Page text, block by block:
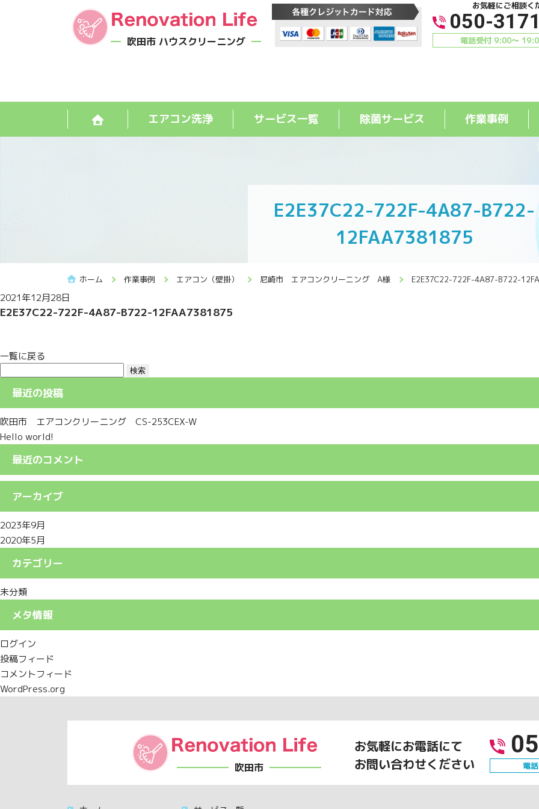
吹田市 ハウスクリーニング
お気軽にご相談く
050-
電話受付 9:00〜
エアコン洗浄 サービス一覧 除菌サービス 作業事例
E2E37C22-722F-4A87-B722-
12FAA7381875
ホーム 作業事例 エアコン（壁掛） 尼崎市 エアコンクリーニング A様 E2E37C22-722F-4A87-B722-
2021年12月28日
E2E37C22-722F-4A87-B722-12FAA7381875
一覧に戻る
最近の投稿
吹田市 エアコンクリーニング CS-253CEX-W
Hello world!
最近のコメント
アーカイブ
2023年9月
2020年5月
カテゴリー
未分類
メタ情報
ログイン
投稿フィード
コメントフィード
WordPress.org
吹田市
お気軽にお電話にて
お問い合わせください
電